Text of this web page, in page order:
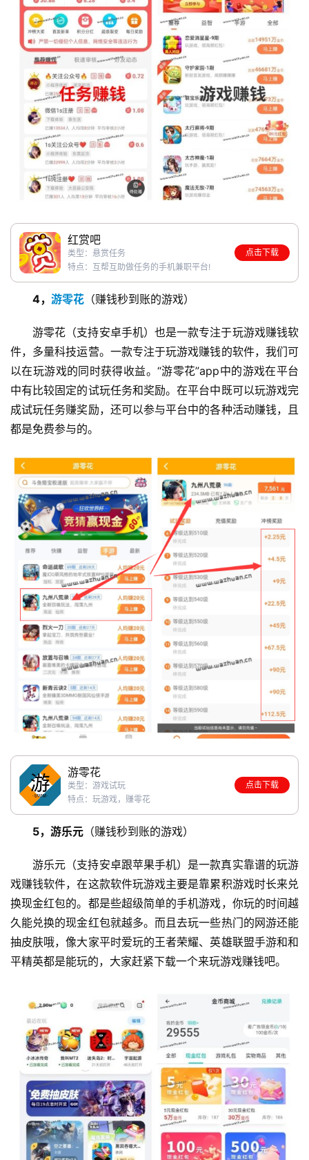
页
挖
赚
简
手
赚
A
红赏吧
类型：悬赏任务
特点：互帮互助做任务的手机兼职平台!
点击下载
4， 游零花 （赚钱秒到账的游戏）
游零花（支持安卓手机）也是一款专注于玩游戏赚钱软
件，多量科技运营。一款专注于玩游戏赚钱的软件，我们可
以在玩游戏的同时获得收益。“游零花”app中的游戏在平台
中有比较固定的试玩任务和奖励。在平台中既可以玩游戏完
成试玩任务赚奖励，还可以参与平台中的各种活动赚钱，且
都是免费参与的。
游零花
类型：游戏试玩
特点：玩游戏，赚零花
点击下载
5，游乐元 （赚钱秒到账的游戏）
游乐元（支持安卓跟苹果手机）是一款真实靠谱的玩游
戏赚钱软件，在这款软件玩游戏主要是靠累积游戏时长来兑
换现金红包的。都是些超级简单的手机游戏，你玩的时间越
久能兑换的现金红包就越多。而且去玩一些热门的网游还能
抽皮肤哦，像大家平时爱玩的王者荣耀、英雄联盟手游和和
平精英都是能玩的，大家赶紧下载一个来玩游戏赚钱吧。